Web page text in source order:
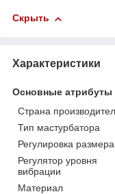
Скрыть
Характеристики
Основные атрибуты
Страна
Тип мастурбатора
Регулировка размера
Регулятор уровня
вибрации
Материал